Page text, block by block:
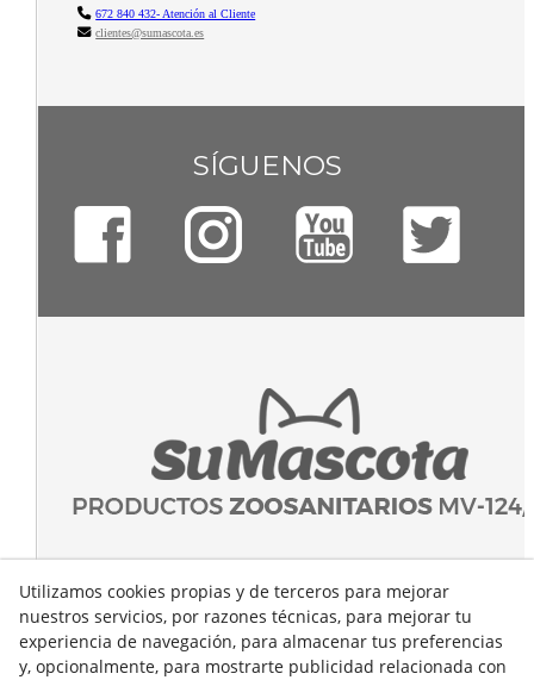
672 840 432- Atención al Cliente
clientes@sumascota.es
SÍGUENOS
Utilizamos cookies propias y de terceros para mejorar
nuestros servicios, por razones técnicas, para mejorar tu
experiencia de navegación, para almacenar tus preferencias
y, opcionalmente, para mostrarte publicidad relacionada con